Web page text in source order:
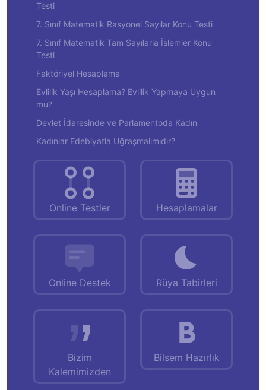
Testi
7. Sınıf Matematik Rasyonel Sayılar Konu Testi
7. Sınıf Matematik Tam Sayılarla İşlemler Konu
Testi
Faktöriyel Hesaplama
Evlilik Yaşı Hesaplama? Evlilik Yapmaya Uygun
mu?
Devlet İdaresinde ve Parlamentoda Kadın
Kadınlar Edebiyatla Uğraşmalımıdır?
Online Testler Hesaplamalar
Online Destek Rüya Tabirleri
Bizim
Kalemimizden
Bilsem Hazırlık